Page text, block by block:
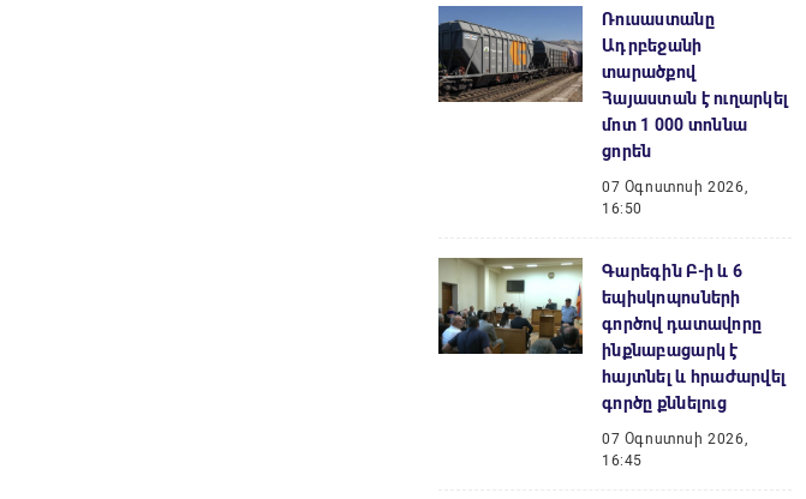
Ռուսաստանը
Ադրբեջանի
տարածքով
Հայաստան է ուղարկել
մոտ 1 000 տոննա
ցորեն
07 Օգոստոսի 2026,
16:50
Գարեգին Բ-ի և 6
եպիսկոպոսների
գործով դատավորը
ինքնաբացարկ է
հայտնել և հրաժարվել
գործը քննելուց
07 Օգոստոսի 2026,
16:45